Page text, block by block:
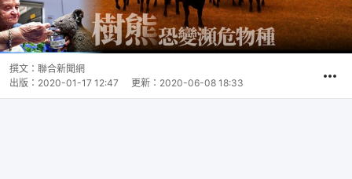
撰文： 聯合新聞網
出版： 2020-01-17 12:47 更新： 2020-06-08 18:33